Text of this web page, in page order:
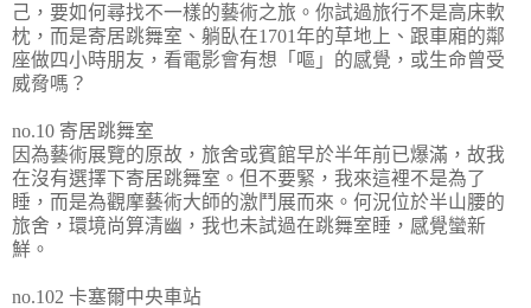
己，要如何尋找不一樣的藝術之旅。你試過旅行不是高床軟
枕，而是寄居跳舞室、躺臥在1701年的草地上、跟車廂的鄰
座做四小時朋友，看電影會有想「嘔」的感覺，或生命曾受
威脅嗎？
no.10 寄居跳舞室
因為藝術展覽的原故，旅舍或賓館早於半年前已爆滿，故我
在沒有選擇下寄居跳舞室。但不要緊，我來這裡不是為了
睡，而是為觀摩藝術大師的激鬥展而來。何況位於半山腰的
旅舍，環境尚算清幽，我也未試過在跳舞室睡，感覺蠻新
鮮。
no.102 卡塞爾中央車站